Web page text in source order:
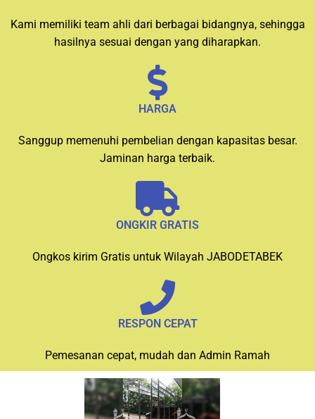
Kami memiliki team ahli dari berbagai bidangnya, sehingga
hasilnya sesuai dengan yang diharapkan.
HARGA
Sanggup memenuhi pembelian dengan kapasitas besar.
Jaminan harga terbaik.
ONGKIR GRATIS
Ongkos kirim Gratis untuk Wilayah JABODETABEK
RESPON CEPAT
Pemesanan cepat, mudah dan Admin Ramah